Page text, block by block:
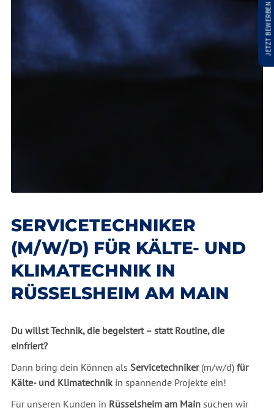
SERVICETECHNIKER
(M/W/D) FÜR KÄLTE- UND
KLIMATECHNIK IN
RÜSSELSHEIM AM MAIN
Du willst Technik, die begeistert – statt Routine, die
einfriert?
Dann bring dein Können als Servicetechniker(m/w/d) für
Kälte- und Klimatechnikin spannende Projekte ein!
Für unseren Kunden in Rüsselsheim am Main suchen wir
JETZT BEWERBEN